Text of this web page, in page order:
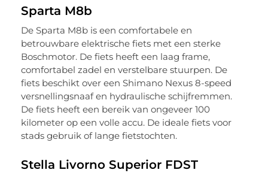
Sparta M8b
De Sparta M8b is een comfortabele en
betrouwbare elektrische fiets met een sterke
Boschmotor. De fiets heeft een laag frame,
comfortabel zadel en verstelbare stuurpen. De
fiets beschikt over een Shimano Nexus 8-speed
versnellingsnaaf en hydraulische schijfremmen.
De fiets heeft een bereik van ongeveer 100
kilometer op een volle accu. De ideale fiets voor
stads gebruik of lange fietstochten.
Stella Livorno Superior FDST